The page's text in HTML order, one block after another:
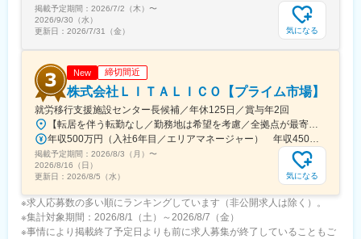
掲載予定期間： 2026/7/2（木） 〜
2026/9/30（水）
更新日： 2026/7/31（金） 気になる
New 締切間近
株式会社ＬＩＴＡＬＩＣＯ【プライム市場】
就労移行支援施設センター長候補／年休125日／賞与年2回
掲載予定期間： 2026/8/3（月） 〜
2026/8/16（日）
更新日： 2026/8/5（水） 気になる
※求人応募数の多い順にランキングしています（非公開求人は除く）。
※集計対象期間：2026/8/1（土）～2026/8/7（金）
※事情により掲載終了予定日よりも前に求人募集が終了していることもご